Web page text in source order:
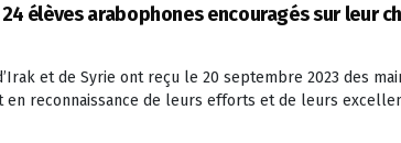
élèves arabophones encouragés sur leur
et de Syrie ont reçu le 20 septembre 2023 des
en reconnaissance de leurs efforts et de leurs